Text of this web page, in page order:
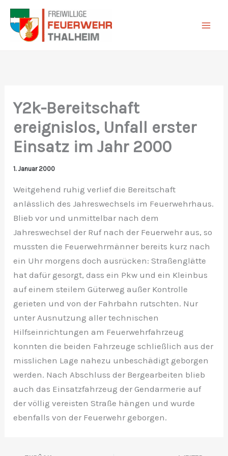
Zum
Inhalt
springen
Y2k-Bereitschaft
ereignislos, Unfall erster
Einsatz im Jahr 2000
1. Januar 2000
Weitgehend ruhig verlief die Bereitschaft
anlässlich des Jahreswechsels im Feuerwehrhaus.
Blieb vor und unmittelbar nach dem
Jahreswechsel der Ruf nach der Feuerwehr aus, so
mussten die Feuerwehrmänner bereits kurz nach
ein Uhr morgens doch ausrücken: Straßenglätte
hat dafür gesorgt, dass ein Pkw und ein Kleinbus
auf einem steilem Güterweg außer Kontrolle
gerieten und von der Fahrbahn rutschten. Nur
unter Ausnutzung aller technischen
Hilfseinrichtungen am Feuerwehrfahrzeug
konnten die beiden Fahrzeuge schließlich aus der
misslichen Lage nahezu unbeschädigt geborgen
werden. Nach Abschluss der Bergearbeiten blieb
auch das Einsatzfahrzeug der Gendarmerie auf
der völlig vereisten Straße hängen und wurde
ebenfalls von der Feuerwehr geborgen.